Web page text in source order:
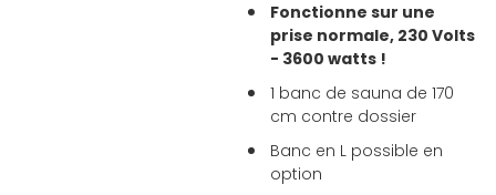
Fonctionne sur une
prise normale, 230 Volts
- 3600 watts !
1 banc de sauna de 170
cm contre dossier
Banc en L possible en
option